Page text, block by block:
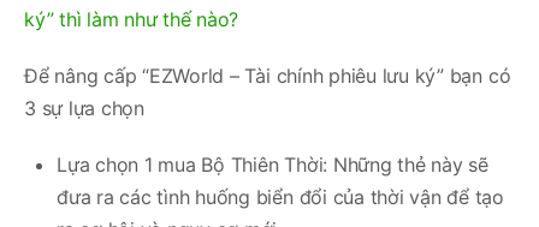
ký” thì làm như thế nào?
Để nâng cấp “EZWorld – Tài chính phiêu lưu ký” bạn có
3 sự lựa chọn
Lựa chọn 1 mua Bộ Thiên Thời: Những thẻ này sẽ
đưa ra các tình huống biển đổi của thời vận để tạo